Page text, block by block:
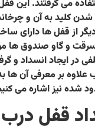
می گرفتند. این
شدن کلید به آن و
از قفل ها دارای
و گاو صندوق ها
در ایجاد انسداد و
بر معرفی آن ها
شده نیز اشاره می
قفل درب